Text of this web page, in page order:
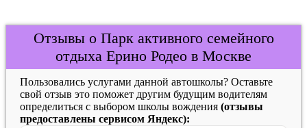
Отзывы о Парк активного семейного
отдыха Ерино Родео в Москве
Пользовались услугами данной автошколы? Оставьте
свой отзыв это поможет другим будущим водителям
определиться с выбором школы вождения (отзывы
предоставлены сервисом Яндекс):